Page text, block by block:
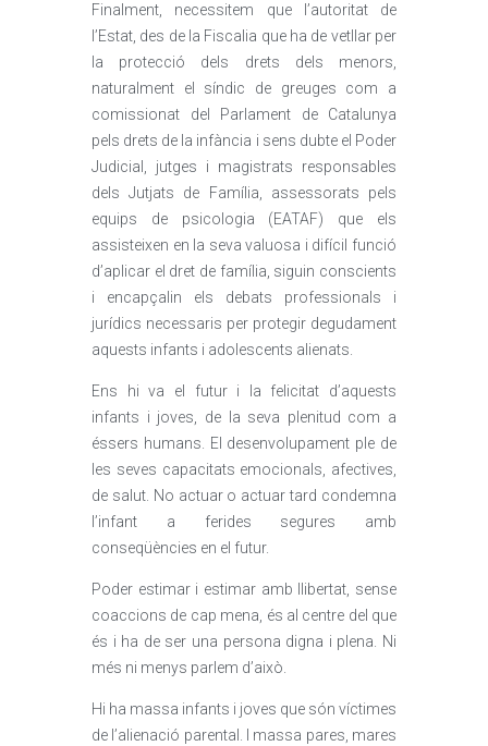
Finalment, necessitem que l’autoritat de
l’Estat, des de la Fiscalia que ha de vetllar per
la protecció dels drets dels menors,
naturalment el síndic de greuges com a
comissionat del Parlament de Catalunya
pels drets de la infància i sens dubte el Poder
Judicial, jutges i magistrats responsables
dels Jutjats de Família, assessorats pels
equips de psicologia (EATAF) que els
assisteixen en la seva valuosa i difícil funció
d’aplicar el dret de família, siguin conscients
i encapçalin els debats professionals i
jurídics necessaris per protegir degudament
aquests infants i adolescents alienats.
Ens hi va el futur i la felicitat d’aquests
infants i joves, de la seva plenitud com a
éssers humans. El desenvolupament ple de
les seves capacitats emocionals, afectives,
de salut. No actuar o actuar tard condemna
l’infant a ferides segures amb
conseqüències en el futur.
Poder estimar i estimar amb llibertat, sense
coaccions de cap mena, és al centre del que
és i ha de ser una persona digna i plena. Ni
més ni menys parlem d’això.
Hi ha massa infants i joves que són víctimes
de l’alienació parental. I massa pares, mares